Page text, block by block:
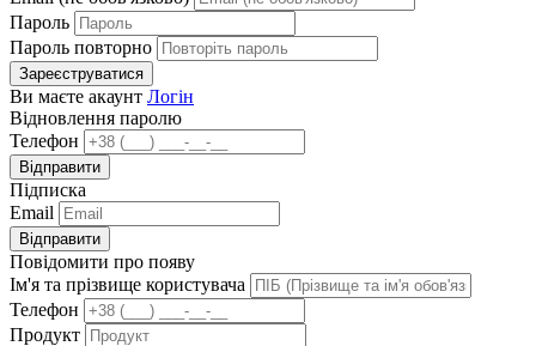
Пароль
Пароль повторно
Зареєструватися
Ви маєте акаунт Логін
Відновлення паролю
Телефон
Відправити
Підписка
Email
Відправити
Повідомити про появу
Ім'я та прізвище користувача
Телефон
Продукт